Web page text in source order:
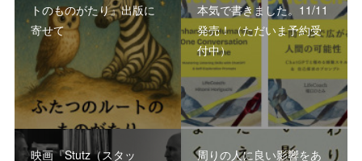
トのものがたり』出版に
寄せて
本気で書きました。11/11
発売！（ただいま予約受
付中）
映画『Stutz（スタッ
周りの人に良い影響をあ